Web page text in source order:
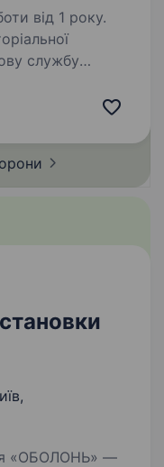
від 1 року.
службу
застосувати